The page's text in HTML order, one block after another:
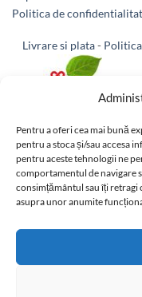
Pentru a oferi cea mai bună
pentru a stoca și/sau accesa
pentru aceste tehnologii ne
comportamentul de navigare
consimțământul sau îți retragi
asupra unor anumite
Politica de
Livrare si plata-
Informatii legale:
Totul despre ansă,